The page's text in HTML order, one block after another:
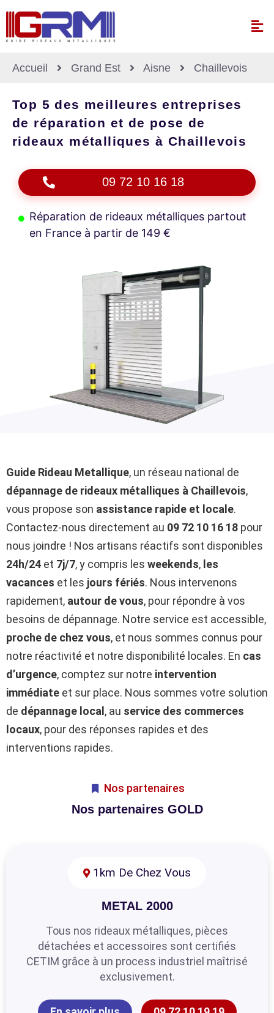
Accueil Grand Est Aisne Chaillevois
Top 5 des meilleures entreprises
de réparation et de pose de
rideaux métalliques à Chaillevois
09 72 10 16 18
Réparation de rideaux métalliques partout
en France à partir de 149 €
Guide Rideau Metallique, un réseau national de
dépannage de rideaux métalliques à Chaillevois,
vous propose son assistance rapide et locale.
Contactez-nous directement au 09 72 10 16 18 pour
nous joindre ! Nos artisans réactifs sont disponibles
24h/24 et 7j/7, y compris les weekends, les
vacances et les jours fériés. Nous intervenons
rapidement, autour de vous, pour répondre à vos
besoins de dépannage. Notre service est accessible,
proche de chez vous, et nous sommes connus pour
notre réactivité et notre disponibilité locales. En cas
d’urgence, comptez sur notre intervention
immédiate et sur place. Nous sommes votre solution
de dépannage local , au service des commerces
locaux, pour des réponses rapides et des
interventions rapides.
Nos partenaires
Nos partenaires GOLD
1km De Chez Vous
METAL 2000
Tous nos rideaux métalliques, pièces
détachées et accessoires sont certifiés
CETIM grâce à un process industriel maîtrisé
exclusivement.